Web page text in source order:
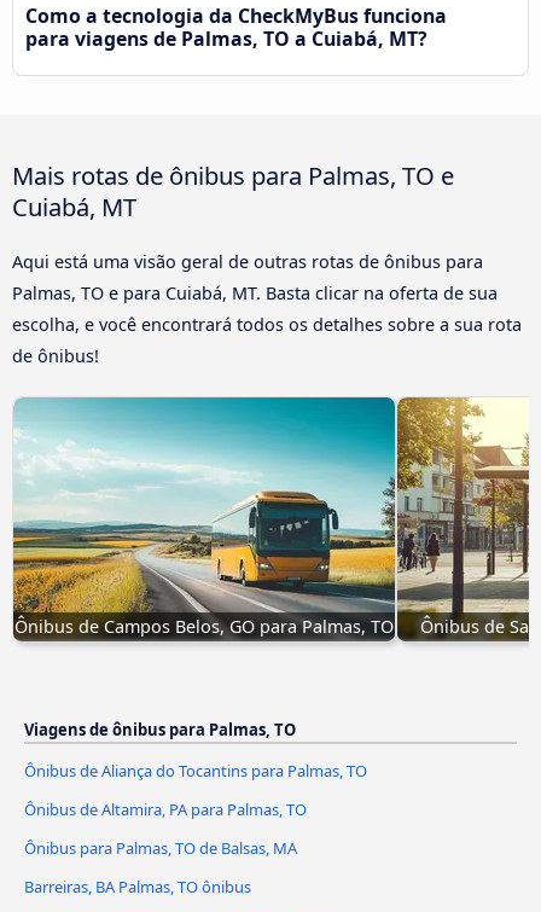
Como a tecnologia da CheckMyBus funciona
para viagens de Palmas, TO a Cuiabá, MT?
Mais rotas de ônibus para Palmas, TO e
Cuiabá, MT
Aqui está uma visão geral de outras rotas de ônibus para
Palmas, TO e para Cuiabá, MT. Basta clicar na oferta de sua
escolha, e você encontrará todos os detalhes sobre a sua rota
de ônibus!
Ônibus de Campos Belos, GO para Palmas, TO Ônibus de
Viagens de ônibus para Palmas, TO
Ônibus de Aliança do Tocantins para Palmas, TO
Ônibus de Altamira, PA para Palmas, TO
Ônibus para Palmas, TO de Balsas, MA
Barreiras, BA Palmas, TO ônibus